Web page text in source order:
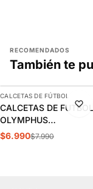
RECOMENDADOS
También te
-13%
AGREGAR
CALCETAS DE FÚTBOL
CALCETAS DE FUTBOL
OLYMPHUS
ANTIDESLIZANTES
$6.990$7.990